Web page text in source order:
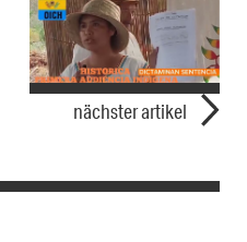
nächster artikel